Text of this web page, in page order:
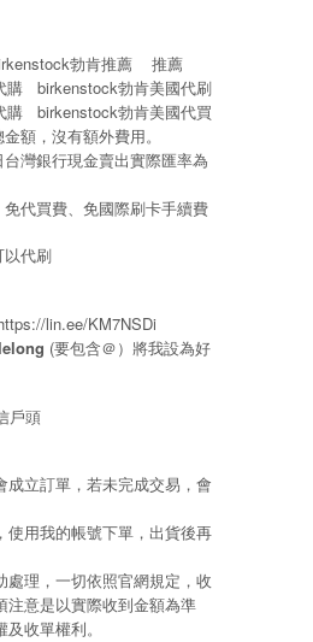
勃肯推薦 推薦
購 birkenstock勃肯美國代刷
購
birkenstock勃肯美國代買
額，沒有額外費用。
灣銀行現金賣出實際匯率為
代買費、免國際刷卡手續費
代刷
lin.ee/KM7NSDi
(要包含＠）將我設為好
戶頭
成立訂單，若未完成交易，會
使用我的帳號下單，出貨後再
處理，一切依照官網規定，收
注意是以實際收到金額為準
收單權利。